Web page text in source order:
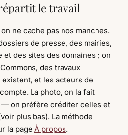
le travail
ne cache pas nos manches.
de presse, des mairies,
des sites des domaines ; on
des travaux
et les acteurs de
La photo, on la fait
— on préfère créditer celles et
plus bas). La méthode
la page À propos.